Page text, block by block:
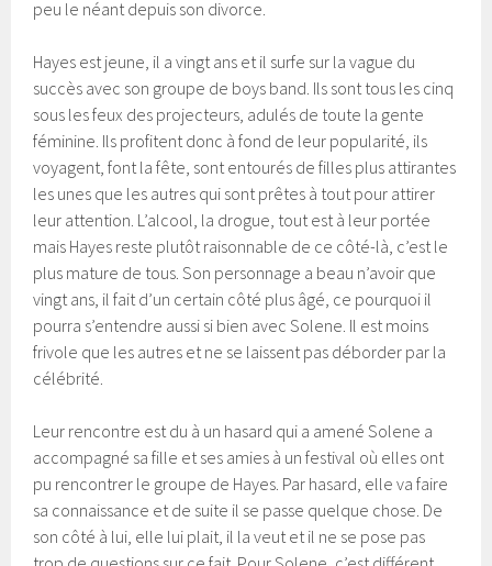
peu le néant depuis son divorce.
Hayes est jeune, il a vingt ans et il surfe sur la vague du
succès avec son groupe de boys band. Ils sont tous les cinq
sous les feux des projecteurs, adulés de toute la gente
féminine. Ils profitent donc à fond de leur popularité, ils
voyagent, font la fête, sont entourés de filles plus attirantes
les unes que les autres qui sont prêtes à tout pour attirer
leur attention. L’alcool, la drogue, tout est à leur portée
mais Hayes reste plutôt raisonnable de ce côté-là, c’est le
plus mature de tous. Son personnage a beau n’avoir que
vingt ans, il fait d’un certain côté plus âgé, ce pourquoi il
pourra s’entendre aussi si bien avec Solene. Il est moins
frivole que les autres et ne se laissent pas déborder par la
célébrité.
Leur rencontre est du à un hasard qui a amené Solene a
accompagné sa fille et ses amies à un festival où elles ont
pu rencontrer le groupe de Hayes. Par hasard, elle va faire
sa connaissance et de suite il se passe quelque chose. De
son côté à lui, elle lui plait, il la veut et il ne se pose pas